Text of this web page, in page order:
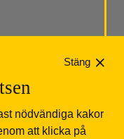
nödvändiga kakor
att klicka på
Stäng